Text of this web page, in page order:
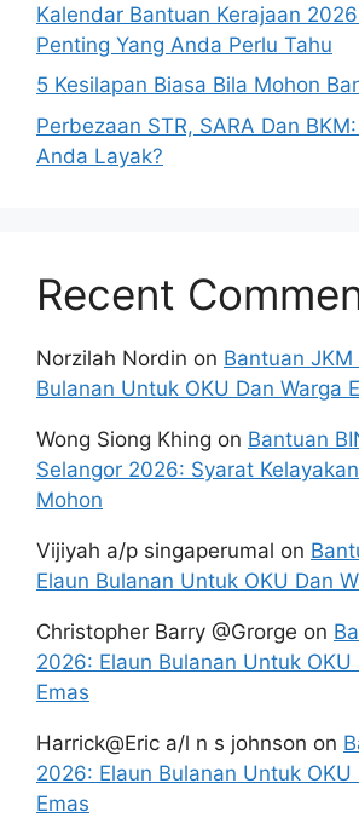
Kalendar Bantuan Kerajaan
Penting Yang Anda Perlu Tahu
5 Kesilapan Biasa Bila Mohon
Perbezaan STR, SARA Dan
Anda Layak?
Recent
Norzilah Nordin on Bantuan
Bulanan Untuk OKU Dan Warga
Wong Siong Khing on Bantuan
Selangor 2026: Syarat
Mohon
Vijiyah a/p singaperumal on
Elaun Bulanan Untuk OKU Dan
Christopher Barry @Grorge on
2026: Elaun Bulanan Untuk OKU
Emas
Harrick@Eric a/l n s johnson on
2026: Elaun Bulanan Untuk OKU
Emas